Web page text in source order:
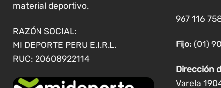
material deportivo.
RAZÓN SOCIAL:
MI DEPORTE PERU E.I.R.L.
RUC: 20608922114
967 116
Fijo: (01)
Dirección
Varela